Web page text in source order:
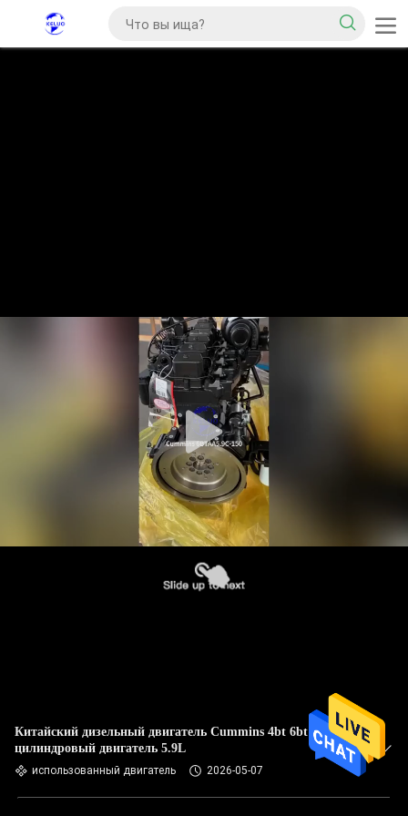
Китайский дизельный двигатель Cummins 4bt 6bt 6-
цилиндровый двигатель 5.9L
использованный двигатель 2026-05-07